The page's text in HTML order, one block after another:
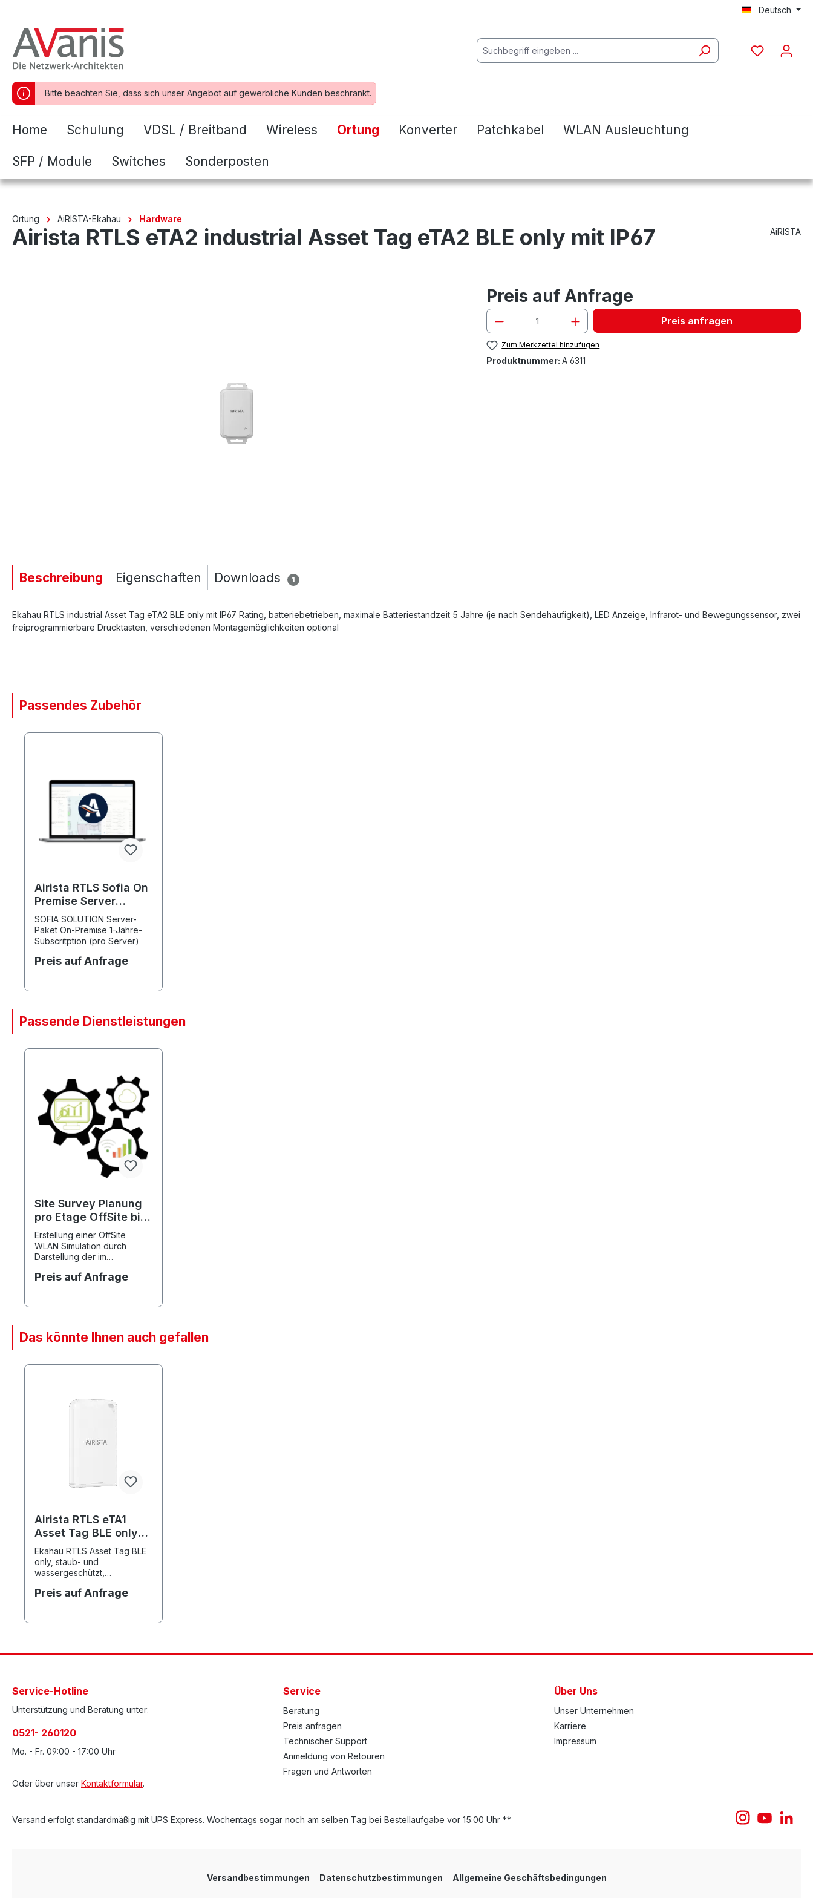
Deutsch
Bitte beachten Sie, dass sich unser Angebot auf gewerbliche Kunden beschränkt.
Home Schulung VDSL / Breitband Wireless Ortung Konverter Patchkabel WLAN Ausleuchtung
SFP / Module Switches Sonderposten
Ortung AiRISTA-Ekahau Hardware
Airista RTLS eTA2 industrial Asset Tag eTA2 BLE only mit IP67 AiRISTA
Preis auf Anfrage
Preis anfragen
Zum Merkzettel hinzufügen
Produktnummer: A 6311
Beschreibung Eigenschaften Downloads 1
Ekahau RTLS industrial Asset Tag eTA2 BLE only mit IP67 Rating, batteriebetrieben, maximale Batteriestandzeit 5 Jahre (je nach Sendehäufigkeit), LED Anzeige, Infrarot- und Bewegungssensor, zwei
freiprogrammierbare Drucktasten, verschiedenen Montagemöglichkeiten optional
Passendes Zubehör
Airista RTLS Sofia On
Premise Server
Lizenz 1 Jahr
SOFIA SOLUTION Server-
Paket On-Premise 1-Jahre-
Subscritption (pro Server)
Preis auf Anfrage
Passende Dienstleistungen
Site Survey Planung
pro Etage OffSite bis
1000m²
Erstellung einer OffSite
WLAN Simulation durch
Darstellung der im
verwendeten Materialien,
Preis auf Anfrage
Das könnte Ihnen auch gefallen
Airista RTLS eTA1
Asset Tag BLE only
mit IP67 Rating
Ekahau RTLS Asset Tag BLE
only, staub- und
wassergeschützt,
1xCR2032, Laufzeit ca. 6
Preis auf Anfrage
Service-Hotline
Unterstützung und Beratung unter:
0521- 260120
Mo. - Fr. 09:00 - 17:00 Uhr
Oder über unser Kontaktformular.
Service
Beratung
Preis anfragen
Technischer Support
Anmeldung von Retouren
Fragen und Antworten
Über Uns
Unser Unternehmen
Karriere
Impressum
Versand erfolgt standardmäßig mit UPS Express. Wochentags sogar noch am selben Tag bei Bestellaufgabe vor 15:00 Uhr **
Versandbestimmungen Datenschutzbestimmungen Allgemeine Geschäftsbedingungen